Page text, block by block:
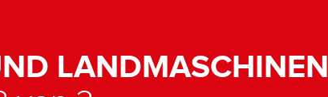
LANDMASCHINEN